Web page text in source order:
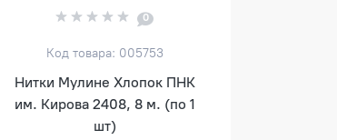
0
Код товара: 005753
Нитки Мулине Хлопок ПНК
им. Кирова 2408, 8 м. (по 1
шт)